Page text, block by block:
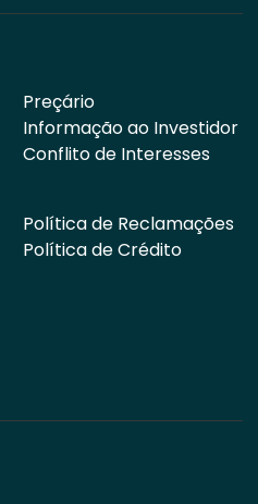
Preçário
Informação ao Investidor
Conflito de Interesses
Política de Reclamações
Política de Crédito